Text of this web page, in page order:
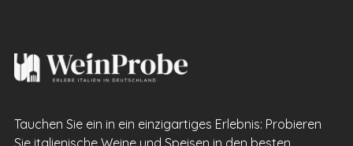
Tauchen Sie ein in ein einzigartiges Erlebnis: Probieren